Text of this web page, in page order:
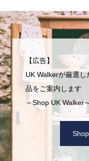
【広告】
UK Walkerが厳選
品をご案内します
～Shop UK Walker～